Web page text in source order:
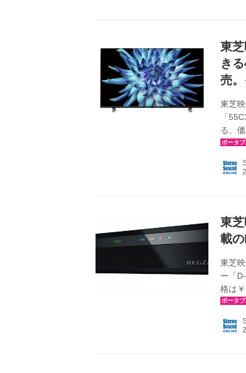
東
き
売
東芝
「
る。
C350
格（
東
載
東芝
ー「
格は
CSデ
で好